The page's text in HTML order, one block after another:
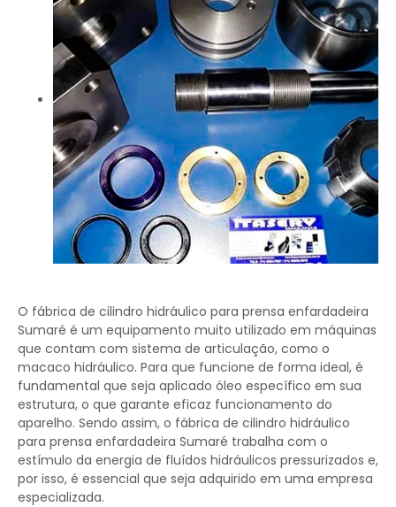
O fábrica de cilindro hidráulico para prensa enfardadeira
Sumaré é um equipamento muito utilizado em máquinas
que contam com sistema de articulação, como o
macaco hidráulico. Para que funcione de forma ideal, é
fundamental que seja aplicado óleo específico em sua
estrutura, o que garante eficaz funcionamento do
aparelho. Sendo assim, o fábrica de cilindro hidráulico
para prensa enfardadeira Sumaré trabalha com o
estímulo da energia de fluídos hidráulicos pressurizados e,
por isso, é essencial que seja adquirido em uma empresa
especializada.